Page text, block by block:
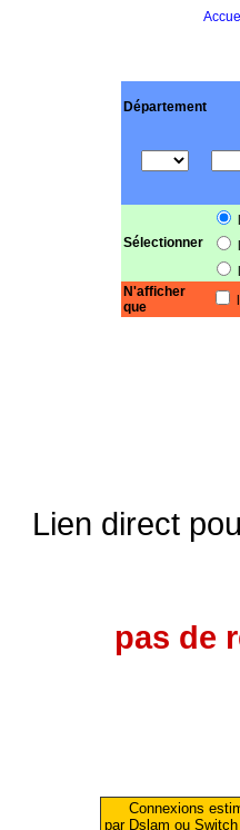
Département
Sélectionner
N'afficher
que
Lien direct
pas de
Connexions
par Dslam ou